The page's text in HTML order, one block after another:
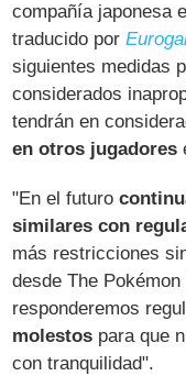
compañía japonesa
traducido por
siguientes medidas
considerados
tendrán en
en otros jugadores
"En el futuro
similares con
más restricciones
desde The
responderemos
molestos para que
con tranquilidad".